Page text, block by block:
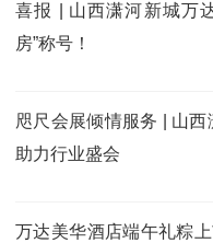
喜报 | 山西潇河新城万
房”称号！
咫尺会展倾情服务 | 山
助力行业盛会
万达美华酒店端午礼粽